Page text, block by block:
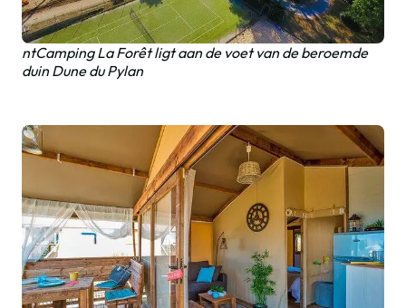
ntCamping La Forêt ligt aan de voet van de beroemde
duin Dune du Pylan